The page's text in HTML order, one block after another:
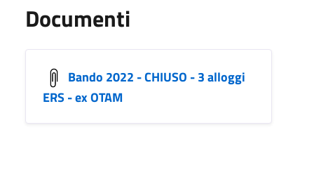
Documenti
Bando 2022 - CHIUSO - 3 alloggi
ERS - ex OTAM